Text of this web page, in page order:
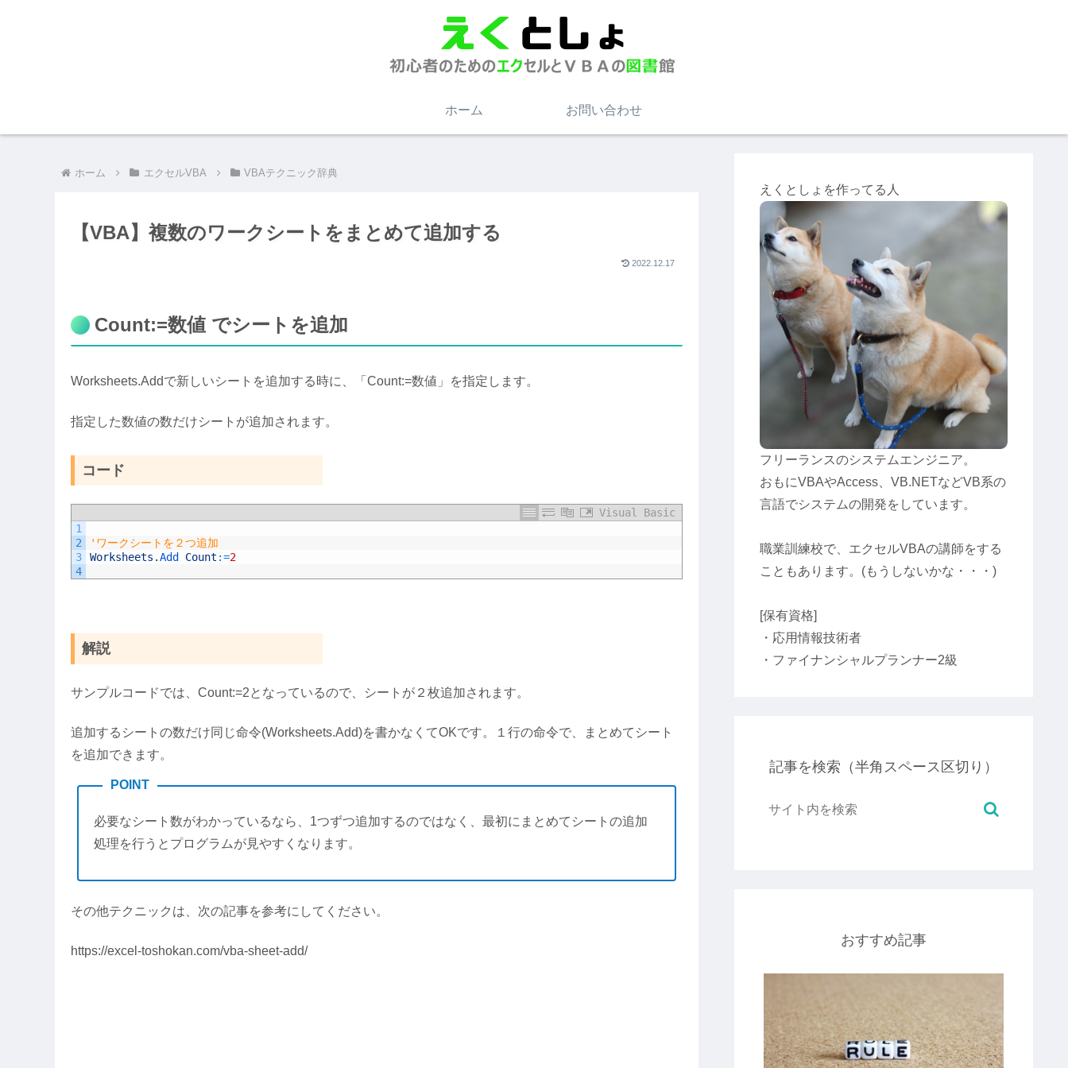
ホーム お問い合わせ
ホーム エクセルVBA VBAテクニック辞典
【VBA】複数のワークシートをまとめて追加する
2022.12.17
Count:=数値 でシートを追加
Worksheets.Addで新しいシートを追加する時に、「Count:=数値」を指定します。
指定した数値の数だけシートが追加されます。
コード
Visual Basic
1
2
3
4
'ワークシートを２つ追加
Worksheets .Add Count :=2
解説
サンプルコードでは、Count:=2となっているので、シートが２枚追加されます。
追加するシートの数だけ同じ命令(Worksheets.Add)を書かなくてOKです。１行の命令で、まとめてシート
を追加できます。
POINT
必要なシート数がわかっているなら、1つずつ追加するのではなく、最初にまとめてシートの追加
処理を行うとプログラムが見やすくなります。
その他テクニックは、次の記事を参考にしてください。
https://excel-toshokan.com/vba-sheet-add/
えくとしょを作ってる人
フリーランスのシステムエンジニア。
おもにVBAやAccess、VB.NETなどVB系の
言語でシステムの開発をしています。
職業訓練校で、エクセルVBAの講師をする
こともあります。(もうしないかな・・・)
[保有資格]
・応用情報技術者
・ファイナンシャルプランナー2級
記事を検索（半角スペース区切り）
おすすめ記事